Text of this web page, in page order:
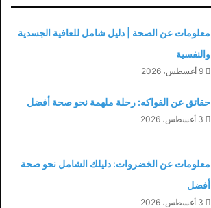
معلومات عن الصحة | دليل شامل للعافية الجسدية
والنفسية
9 أغسطس، 2026
حقائق عن الفواكه: رحلة ملهمة نحو صحة أفضل
3 أغسطس، 2026
معلومات عن الخضروات: دليلك الشامل نحو صحة
أفضل
3 أغسطس، 2026